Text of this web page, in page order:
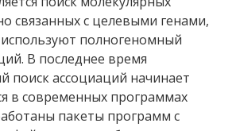
связанных с целевыми генами,
используют полногеномный
В последнее время
поиск ассоциаций начинает
в современных программах
пакеты программ с